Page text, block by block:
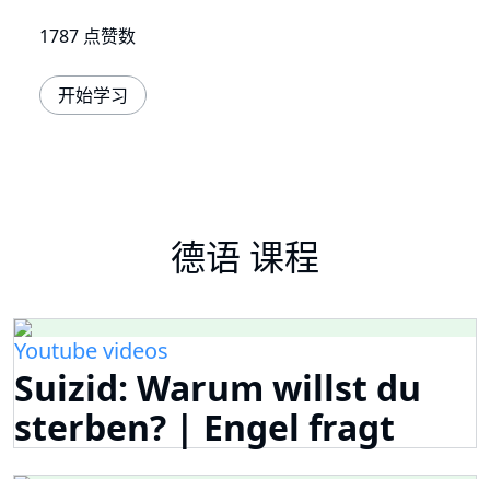
1787 点赞数
开始学习
德语 课程
Youtube videos
Suizid: Warum willst du
sterben? | Engel fragt